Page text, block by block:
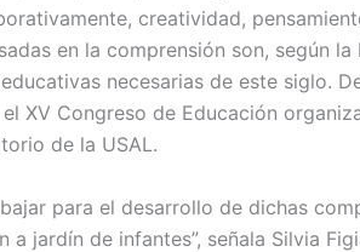
creatividad,
en la comprensión son, según la
necesarias de este siglo.
XV Congreso de Educación
de la USAL.
para el desarrollo de dichas
a jardín de infantes”, señala Silvia